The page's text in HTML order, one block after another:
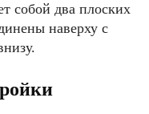
собой два плоских
наверху с